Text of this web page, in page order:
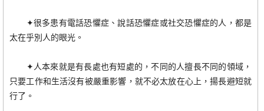
✦很多患有電話恐懼症、說話恐懼症或社交恐懼症的人，都是
太在乎別人的眼光。
✦人本來就是有長處也有短處的，不同的人擅長不同的領域，
只要工作和生活沒有被嚴重影響，就不必太放在心上，揚長避短就
行了。